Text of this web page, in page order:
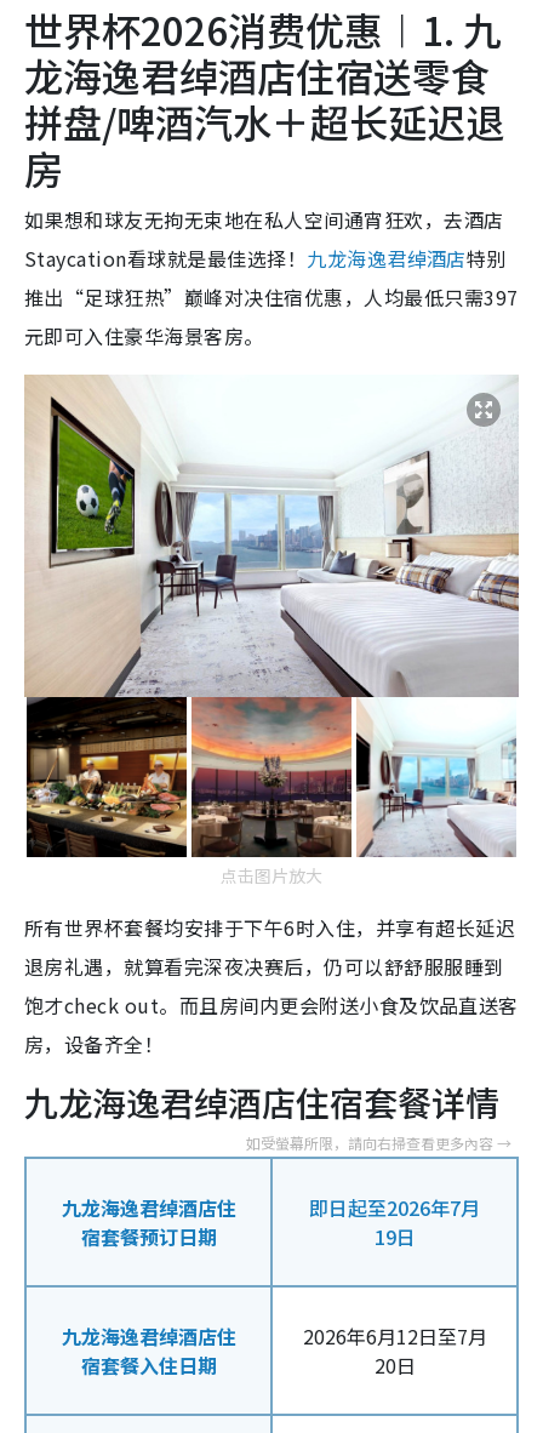
世界杯2026消费优惠︱1. 九
龙海逸君绰酒店住宿送零食
拼盘/啤酒汽水＋超长延迟退
房
如果想和球友无拘无束地在私人空间通宵狂欢，去酒店
Staycation看球就是最佳选择！ 九龙海逸君绰酒店特别
推出“足球狂热”巅峰对决住宿优惠，人均最低只需397
元即可入住豪华海景客房。
点击图片放大
所有世界杯套餐均安排于下午6时入住，并享有超长延迟
退房礼遇，就算看完深夜决赛后，仍可以舒舒服服睡到
饱才check out。而且房间内更会附送小食及饮品直送客
房，设备齐全！
九龙海逸君绰酒店住宿套餐详情
九龙海逸君绰酒店住
宿套餐预订日期
即日起至2026年7月
19日
九龙海逸君绰酒店住
宿套餐入住日期
2026年6月12日至7月
20日